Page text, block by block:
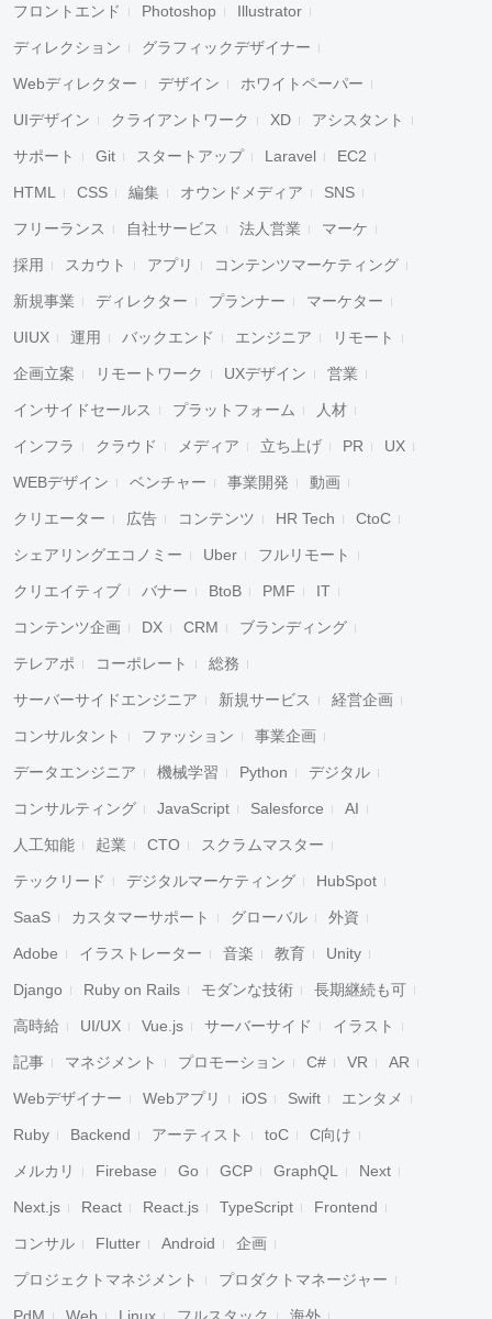
フロントエンド Photoshop Illustrator
ディレクション グラフィックデザイナー
Webディレクター デザイン ホワイトペーパー
UIデザイン クライアントワーク XD アシスタント
サポート Git スタートアップ Laravel EC2
HTML CSS 編集 オウンドメディア SNS
フリーランス 自社サービス 法人営業 マーケ
採用 スカウト アプリ コンテンツマーケティング
新規事業 ディレクター プランナー マーケター
UIUX 運用 バックエンド エンジニア リモート
企画立案 リモートワーク UXデザイン 営業
インサイドセールス プラットフォーム 人材
インフラ クラウド メディア 立ち上げ PR UX
WEBデザイン ベンチャー 事業開発 動画
クリエーター 広告 コンテンツ HR Tech CtoC
シェアリングエコノミー Uber フルリモート
クリエイティブ バナー BtoB PMF IT
コンテンツ企画 DX CRM ブランディング
テレアポ コーポレート 総務
サーバーサイドエンジニア 新規サービス 経営企画
コンサルタント ファッション 事業企画
データエンジニア 機械学習 Python デジタル
コンサルティング JavaScript Salesforce AI
人工知能 起業 CTO スクラムマスター
テックリード デジタルマーケティング HubSpot
SaaS カスタマーサポート グローバル 外資
Adobe イラストレーター 音楽 教育 Unity
Django Ruby on Rails モダンな技術 長期継続も可
高時給 UI/UX Vue.js サーバーサイド イラスト
記事 マネジメント プロモーション C# VR AR
Webデザイナー Webアプリ iOS Swift エンタメ
Ruby Backend アーティスト toC C向け
メルカリ Firebase Go GCP GraphQL Next
Next.js React React.js TypeScript Frontend
コンサル Flutter Android 企画
プロジェクトマネジメント プロダクトマネージャー